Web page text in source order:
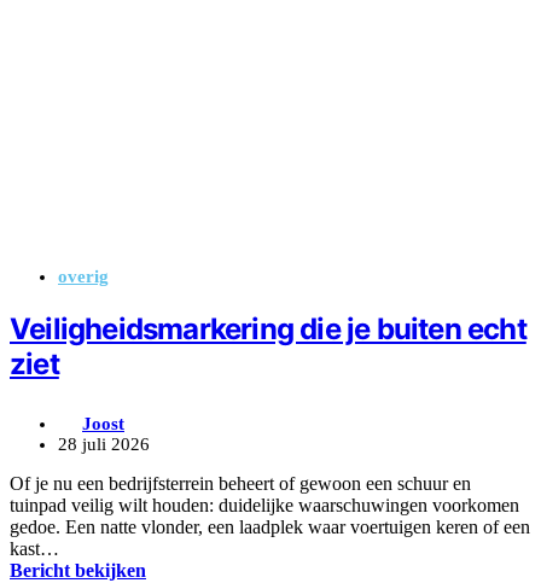
overig
Veiligheidsmarkering die je buiten echt
ziet
Joost
28 juli 2026
Of je nu een bedrijfsterrein beheert of gewoon een schuur en
tuinpad veilig wilt houden: duidelijke waarschuwingen voorkomen
gedoe. Een natte vlonder, een laadplek waar voertuigen keren of een
kast…
Bericht bekijken